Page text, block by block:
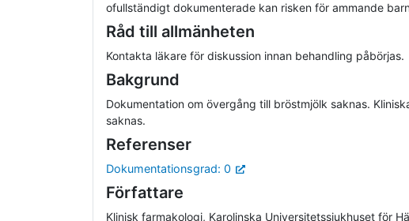
ofullständigt dokumenterade kan risken för ammande
Råd till allmänheten
Kontakta läkare för diskussion innan behandling påbörjas.
Bakgrund
Dokumentation om övergång till bröstmjölk saknas.
saknas.
Referenser
Dokumentationsgrad: 0
Författare
Klinisk farmakologi, Karolinska Universitetssjukhuset för